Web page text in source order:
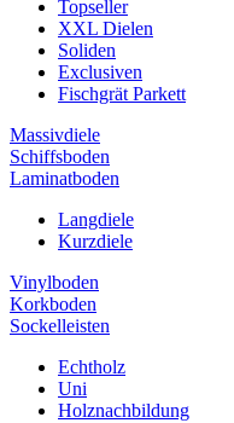
Topseller
XXL Dielen
Soliden
Exclusiven
Fischgrät Parkett
Massivdiele
Schiffsboden
Laminatboden
Langdiele
Kurzdiele
Vinylboden
Korkboden
Sockelleisten
Echtholz
Uni
Holznachbildung